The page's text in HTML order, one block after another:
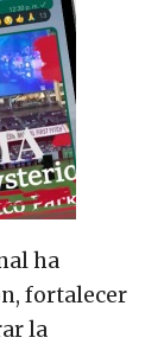
ha
fortalecer
la